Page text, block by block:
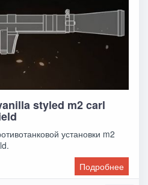
styled m2 carl
установки m2
Подробнее